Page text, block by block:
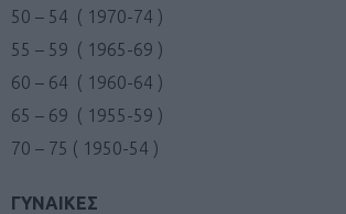
50 – 54 ( 1970-74 )
55 – 59 ( 1965-69 )
60 – 64 ( 1960-64 )
65 – 69 ( 1955-59 )
70 – 75 ( 1950-54 )
ΓΥΝΑΙΚΕΣ